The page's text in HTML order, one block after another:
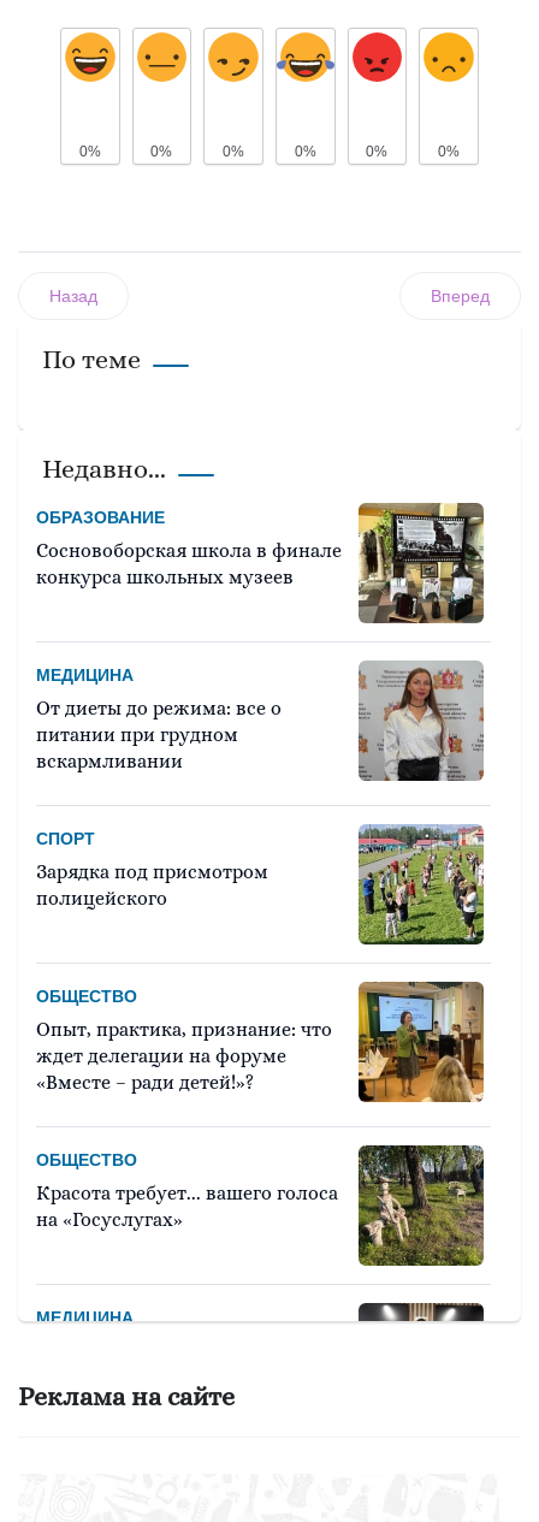
0% 0% 0% 0% 0% 0%
Назад Вперед
По теме
Недавно...
ОБРАЗОВАНИЕ
Сосновоборская школа в финале
конкурса школьных музеев
МЕДИЦИНА
От диеты до режима: все о
питании при грудном
вскармливании
СПОРТ
Зарядка под присмотром
полицейского
ОБЩЕСТВО
Опыт, практика, признание: что
ждет делегации на форуме
«Вместе – ради детей!»?
ОБЩЕСТВО
Красота требует... вашего голоса
на «Госуслугах»
МЕДИЦИНА
Реклама на сайте